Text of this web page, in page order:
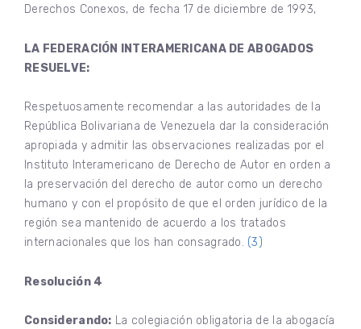
Derechos Conexos, de fecha 17 de diciembre de 1993,
LA FEDERACIÓN INTERAMERICANA DE ABOGADOS
RESUELVE:
Respetuosamente recomendar a las autoridades de la
República Bolivariana de Venezuela dar la consideración
apropiada y admitir las observaciones realizadas por el
Instituto Interamericano de Derecho de Autor en orden a
la preservación del derecho de autor como un derecho
humano y con el propósito de que el orden jurídico de la
región sea mantenido de acuerdo a los tratados
internacionales que los han consagrado. (3)
Resolución 4
Considerando: La colegiación obligatoria de la abogacía